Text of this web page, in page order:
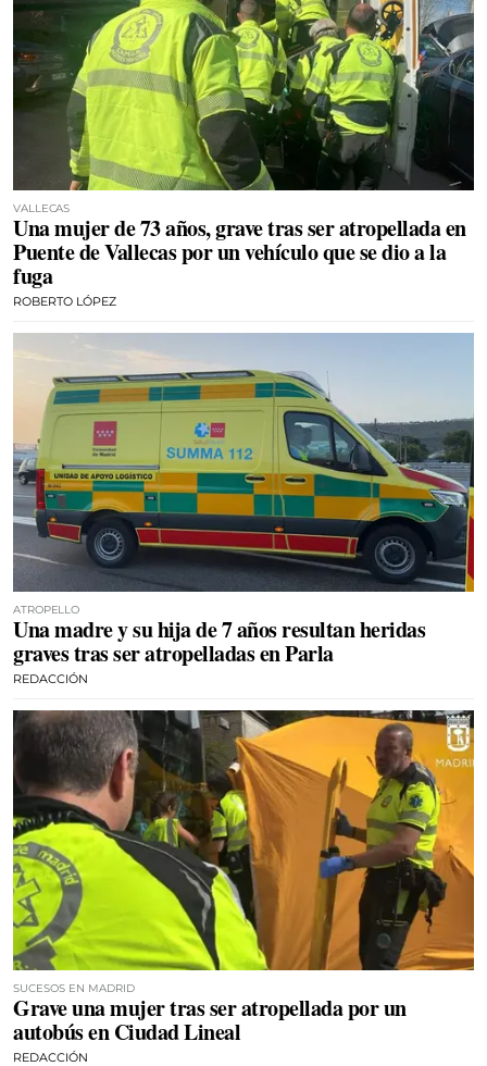
VALLECAS
Una mujer de 73 años, grave tras ser atropellada en
Puente de Vallecas por un vehículo que se dio a la
fuga
ROBERTO LÓPEZ
ATROPELLO
Una madre y su hija de 7 años resultan heridas
graves tras ser atropelladas en Parla
REDACCIÓN
SUCESOS EN MADRID
Grave una mujer tras ser atropellada por un
autobús en Ciudad Lineal
REDACCIÓN